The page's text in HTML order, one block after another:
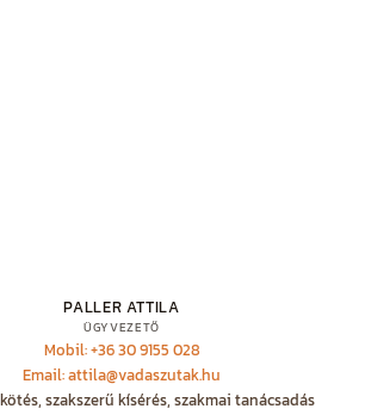
PALLER ATTILA
ÜGYVEZETŐ
Mobil: +36 30 9155 028
Email: attila@vadaszutak.hu
szakszerű kísérés, szakmai tanácsadás